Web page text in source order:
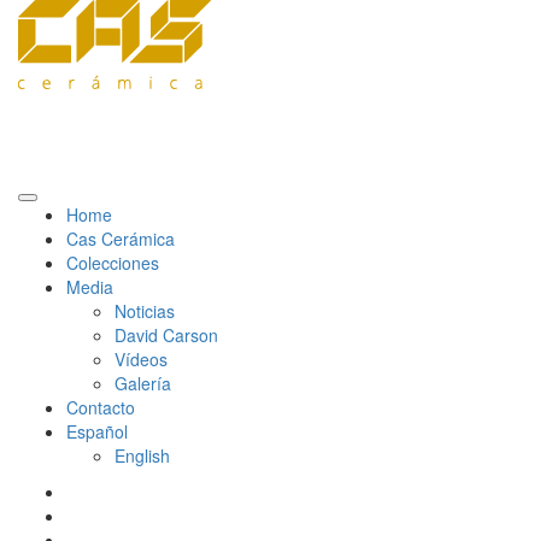
Home
Cas Cerámica
Colecciones
Media
Noticias
David Carson
Vídeos
Galería
Contacto
Español
English